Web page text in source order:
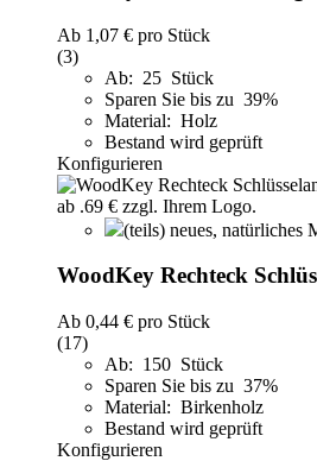
Ab 1,07 € pro Stück
(3)
Ab: 25 Stück
Sparen Sie bis zu 39%
Material: Holz
Bestand wird geprüft
Konfigurieren
(teils) neues, natürliches
WoodKey Rechteck
Ab 0,44 € pro Stück
(17)
Ab: 150 Stück
Sparen Sie bis zu 37%
Material: Birkenholz
Bestand wird geprüft
Konfigurieren